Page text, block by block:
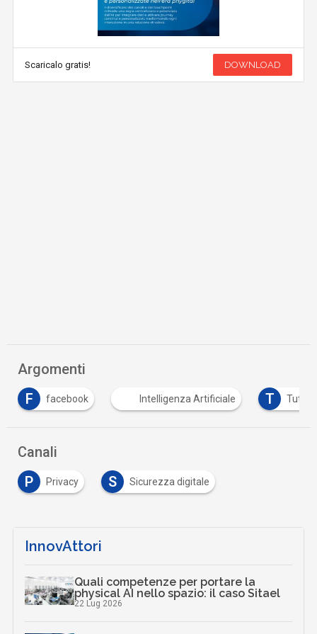
Scaricalo gratis! DOWNLOAD
Argomenti
Intelligenza Artificiale T Tutto su GDPR
Canali
P
Privacy S Sicurezza digitale
InnovAttori
Quali competenze per portare la
physical AI nello spazio: il caso Sitael
22 Lug 2026